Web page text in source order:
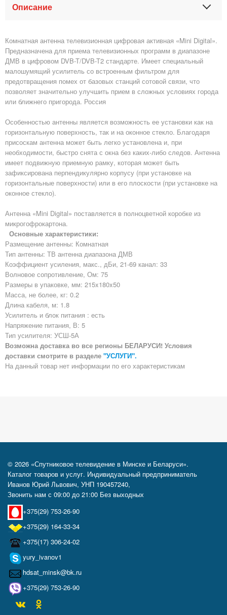
Описание
Комнатная антенна телевизионная цифровая активная «Mini Digital».
Предназначена для приема телевизионных программ в диапазоне
ДМВ в цифровом DVB-T/DVB-T2 стандарте. Имеет специальный
малошумящий усилитель со встроенным фильтром для
предотвращения помех от базовых станций сотовой связи, что
позволяет значительно улучшить прием в сложных условиях города
или ближнего пригорода. Россия
Особенностью антенны является возможность ее установки как на
горизонтальную поверхность, так и на оконное стекло. Благодаря
присоскам антенна может быть легко установлена и, при
необходимости, быстро снята с окна без каких-либо следов. Антенна
имеет подвижную приемную рамку, которая может быть
зафиксирована перпендикулярно корпусу (при установке на
горизонтальные поверхности) или в его плоскости (при установке на
оконное стекло).
Антенна «Mini Digital» поставляется в полноцветной коробке из
микрогофрокартона.
Основные характеристики:
Размещение антенны: Комнатная
Тип антенны: ТВ антенна диапазона ДМВ
Коэффициент усиления, макс., дБи, 21-69 канал: 33
Волновое сопротивление, Ом: 75
Размеры в упаковке, мм: 215x180x50
Масса, не более, кг: 0.2
Длина кабеля, м: 1.8
Усилитель и блок питания : есть
Напряжение питания, В: 5
Тип усилителя: УСШ-5А
Возможна доставка во все регионы БЕЛАРУСИ! Условия
доставки смотрите в разделе "УСЛУГИ".
На данный товар нет информации по его характеристикам
© 2026 «Спутниковое телевидение в Минске и Беларуси».
Каталог товаров и услуг. Индивидуальный предприниматель
Иванов Юрий Львович, УНП 190457240,
Звонить нам с 09:00 до 21:00 Без выходных
+375(29) 753-26-90
+375(29) 164-33-34
+375(17) 306-24-02
yury_ivanov1
hdsat_minsk@bk.ru
+375(29) 753-26-90